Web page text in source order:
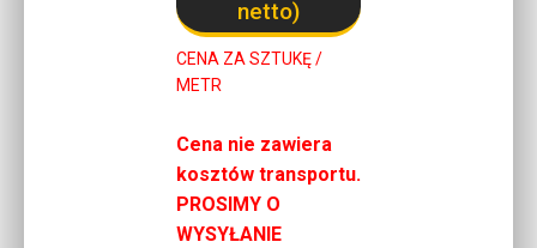
netto)
CENA ZA SZTUKĘ /
METR
Cena nie zawiera
kosztów transportu.
PROSIMY O
WYSYŁANIE